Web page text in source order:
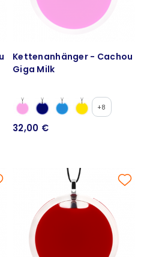
Kettenanhänger - Cachou
Giga Milk
+8
32,00 €